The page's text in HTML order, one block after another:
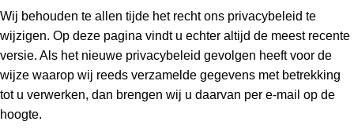
Wij behouden te allen tijde het recht ons privacybeleid te
wijzigen. Op deze pagina vindt u echter altijd de meest recente
versie. Als het nieuwe privacybeleid gevolgen heeft voor de
wijze waarop wij reeds verzamelde gegevens met betrekking
tot u verwerken, dan brengen wij u daarvan per e-mail op de
hoogte.